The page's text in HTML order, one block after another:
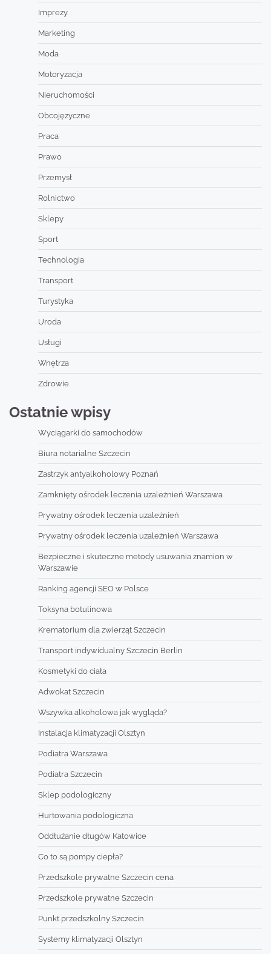
Imprezy
Marketing
Moda
Motoryzacja
Nieruchomości
Obcojęzyczne
Praca
Prawo
Przemysł
Rolnictwo
Sklepy
Sport
Technologia
Transport
Turystyka
Uroda
Usługi
Wnętrza
Zdrowie
Ostatnie wpisy
Wyciągarki do samochodów
Biura notarialne Szczecin
Zastrzyk antyalkoholowy Poznań
Zamknięty ośrodek leczenia uzależnień Warszawa
Prywatny ośrodek leczenia uzależnień
Prywatny ośrodek leczenia uzależnień Warszawa
Bezpieczne i skuteczne metody usuwania znamion w
Warszawie
Ranking agencji SEO w Polsce
Toksyna botulinowa
Krematorium dla zwierząt Szczecin
Transport indywidualny Szczecin Berlin
Kosmetyki do ciała
Adwokat Szczecin
Wszywka alkoholowa jak wygląda?
Instalacja klimatyzacji Olsztyn
Podiatra Warszawa
Podiatra Szczecin
Sklep podologiczny
Hurtowania podologiczna
Oddłużanie długów Katowice
Co to są pompy ciepła?
Przedszkole prywatne Szczecin cena
Przedszkole prywatne Szczecin
Punkt przedszkolny Szczecin
Systemy klimatyzacji Olsztyn